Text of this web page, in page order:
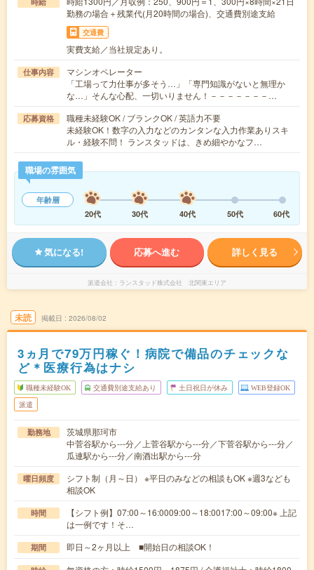
勤務の場合＋残業代(月20時間の場合)、交通費別途支給
交通費
実費支給／当社規定あり。
仕事内容
マシンオペレーター
「工場って力仕事が多そう…」「専門知識がないと無理か
な…」そんな心配、一切いりません！－－－－－－－…
応募資格
職種未経験OK / ブランクOK / 英語力不要
未経験OK！数字の入力などのカンタンな入力作業ありスキ
ル・経験不問！ ランスタッドは、きめ細やかなフ…
職場の雰囲気
年齢層
20代
30代 40代 50代 60代
気になる! 応募へ進む 詳しく見る
派遣会社 ランスタッド株式会社 北関東エリア
未読 掲載日 2026/08/02
3ヵ月で79万円稼ぐ！病院で備品のチェックな
ど＊医療行為はナシ
職種未経験OK 交通費別途支給あり 土日祝日が休み WEB登録OK
派遣
勤務地
茨城県那珂市
中菅谷駅から---分／上菅谷駅から---分／下菅谷駅から---分／
瓜連駅から---分／南酒出駅から---分
曜日頻度
シフト制（月～日） ※平日のみなどの相談もOK ※週3なども
相談OK
時間
【シフト例】07:00～16:0009:00～18:0017:00～09:00※ 上記
は一例です！そ…
期間 即日～2ヶ月以上 ■開始日の相談OK！